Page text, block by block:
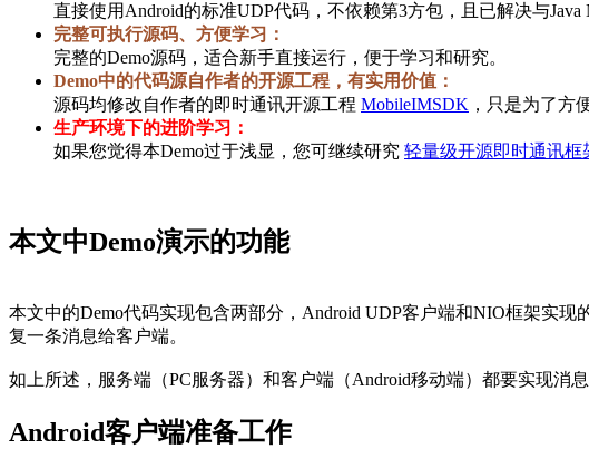
直接使用Android的标准UDP代码，不依赖第3方包，且已解决与
完整可执行源码、方便学习：
完整的Demo源码，适合新手直接运行，便于学习和研究。
Demo中的代码源自作者的开源工程，有实用价值：
源码均修改自作者的即时通讯开源工程 MobileIMSDK ，只是为了方
生产环境下的进阶学习：
如果您觉得本Demo过于浅显，您可继续研究 轻量级开源即时通讯框
本文中Demo演示的功能
本文中的Demo代码实现包含两部分，Android UDP客户端和NIO框架实
复一条消息给客户端。
如上所述，服务端（PC服务器）和客户端（Android移动端）都要实现消
Android客户端准备工作